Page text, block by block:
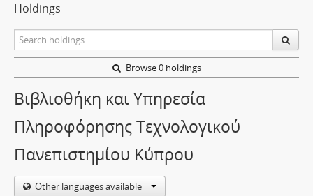
Holdings
Browse 0 holdings
Βιβλιοθήκη και Υπηρεσία
Πληροφόρησης Τεχνολογικού
Πανεπιστημίου Κύπρου
Other languages available